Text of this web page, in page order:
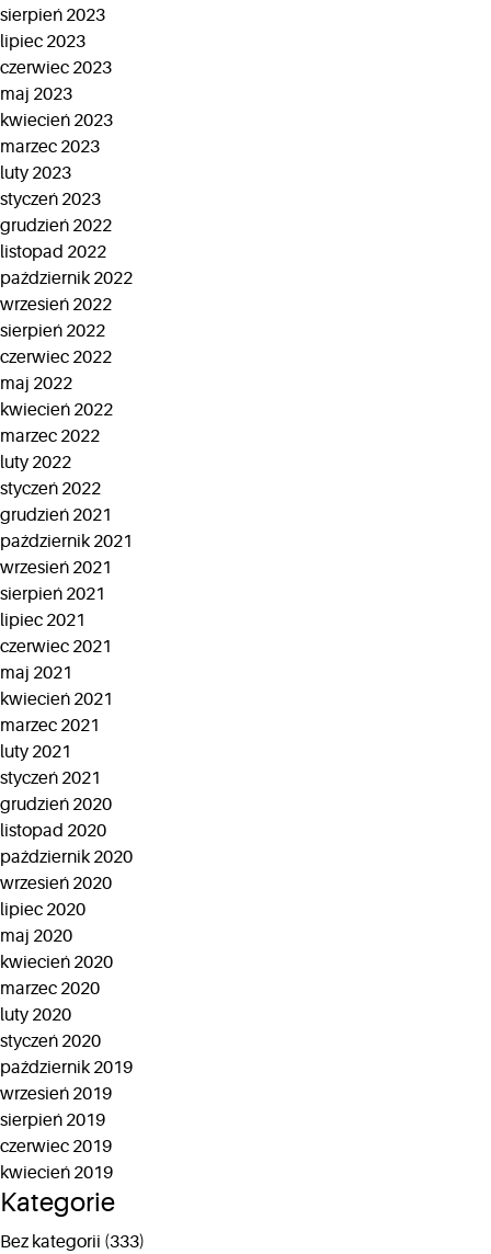
sierpień 2023
lipiec 2023
czerwiec 2023
maj 2023
kwiecień 2023
marzec 2023
luty 2023
styczeń 2023
grudzień 2022
listopad 2022
październik 2022
wrzesień 2022
sierpień 2022
czerwiec 2022
maj 2022
kwiecień 2022
marzec 2022
luty 2022
styczeń 2022
grudzień 2021
październik 2021
wrzesień 2021
sierpień 2021
lipiec 2021
czerwiec 2021
maj 2021
kwiecień 2021
marzec 2021
luty 2021
styczeń 2021
grudzień 2020
listopad 2020
październik 2020
wrzesień 2020
lipiec 2020
maj 2020
kwiecień 2020
marzec 2020
luty 2020
styczeń 2020
październik 2019
wrzesień 2019
sierpień 2019
czerwiec 2019
kwiecień 2019
Kategorie
Bez kategorii (333)